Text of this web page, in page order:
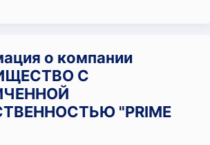
о компании
С
"PRIME